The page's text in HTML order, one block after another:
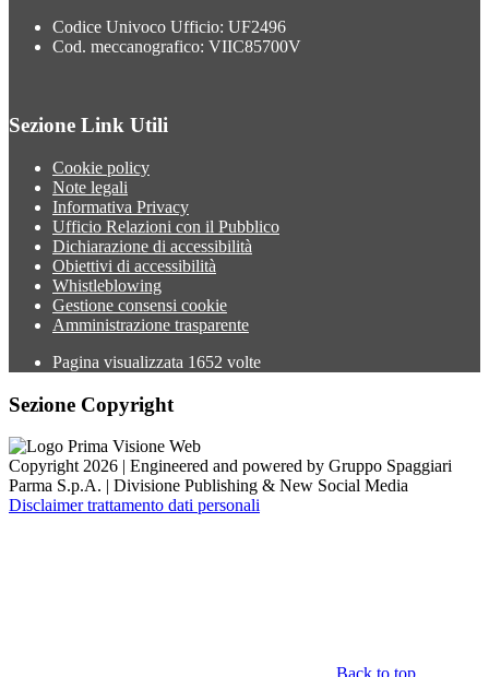
Codice Univoco Ufficio: UF2496
Cod. meccanografico: VIIC85700V
Sezione Link Utili
Cookie policy
Note legali
Informativa Privacy
Ufficio Relazioni con il Pubblico
Dichiarazione di accessibilità
Obiettivi di accessibilità
Whistleblowing
Gestione consensi cookie
Amministrazione trasparente
Pagina visualizzata 1652 volte
Sezione Copyright
Copyright 2026 | Engineered and powered by Gruppo Spaggiari
Parma S.p.A. | Divisione Publishing & New Social Media
Disclaimer trattamento dati personali